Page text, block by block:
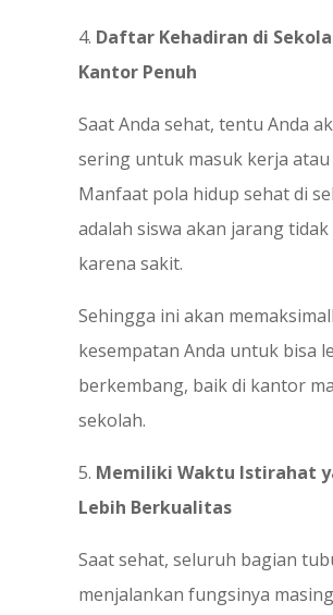
4. Daftar Kehadiran di
Kantor Penuh
Saat Anda sehat, tentu Anda
sering untuk masuk kerja atau
Manfaat pola hidup sehat di
adalah siswa akan jarang
karena sakit.
Sehingga ini akan
kesempatan Anda untuk bisa
berkembang, baik di kantor
sekolah.
5. Memiliki Waktu Istirahat
Lebih Berkualitas
Saat sehat, seluruh bagian
menjalankan fungsinya